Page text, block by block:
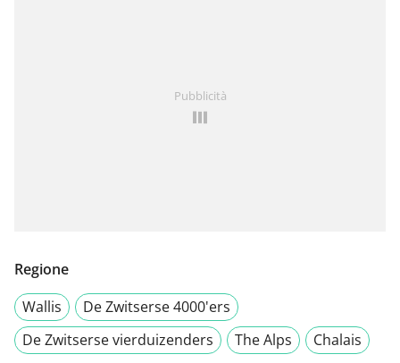
Pubblicità
Regione
Wallis
De Zwitserse 4000'ers
De Zwitserse vierduizenders
The Alps Chalais